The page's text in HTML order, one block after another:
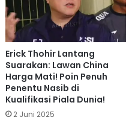
Erick Thohir Lantang
Suarakan: Lawan China
Harga Mati! Poin Penuh
Penentu Nasib di
Kualifikasi Piala Dunia!
2 Juni 2025